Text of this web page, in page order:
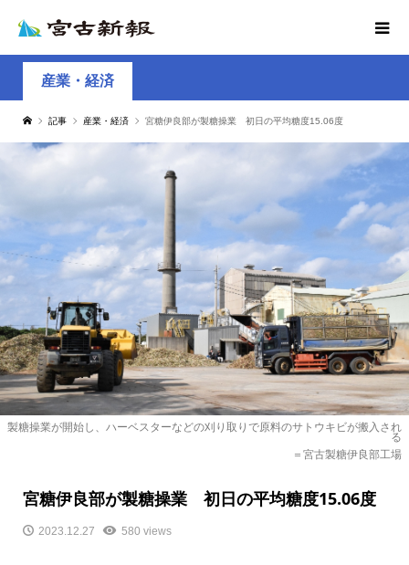
産業・経済
記事 産業・経済 宮糖伊良部が製糖操業 初日の平均糖度15.06度
製糖操業が開始し、ハーベスターなどの刈り取りで原料のサトウキビが搬入され
る
＝宮古製糖伊良部工場
宮糖伊良部が製糖操業 初日の平均糖度15.06度
2023.12.27 580 views